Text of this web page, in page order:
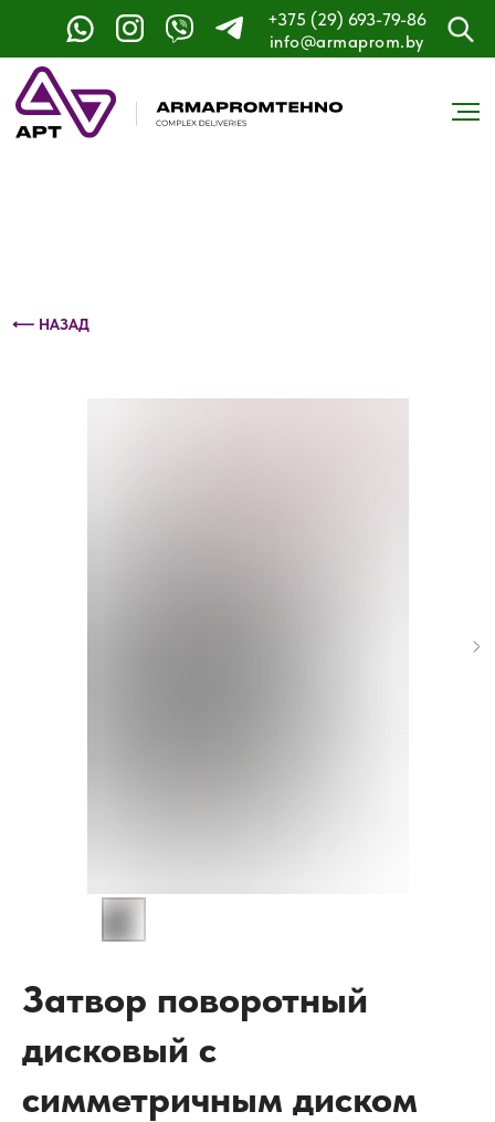
+375 (29) 693-79-86
info@armaprom.by
Контактный телефон: +375 (29) 693-79-86
⟵ НАЗАД
Затвор поворотный
дисковый с
симметричным диском